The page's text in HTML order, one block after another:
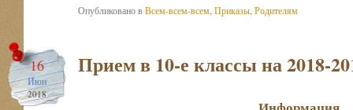
Опубликовано вВсем-всем-всем Приказы Родителям
16
Июн
2018
Прием в 10-е классы на 2018-